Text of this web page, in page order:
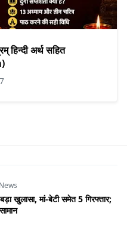
हिन्दी अर्थ सहित
खुलासा, मां-बेटी समेत 5 गिरफ्तार;